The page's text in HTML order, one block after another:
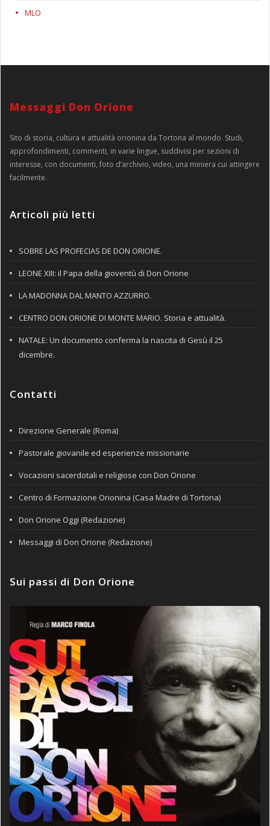
MLO
Messaggi Don Orione
Sito di storia, cultura e attualità orionina da Tortona al mondo. Studi,
approfondimenti, commenti, in varie lingue, suddivisi per sezioni di
interesse, con documenti, foto d’archivio, video, una miniera cui attingere
facilmente.
Articoli più letti
SOBRE LAS PROFECIAS DE DON ORIONE.
LEONE XIII: il Papa della gioventù di Don Orione
LA MADONNA DAL MANTO AZZURRO.
CENTRO DON ORIONE DI MONTE MARIO. Storia e attualità.
NATALE: Un documento conferma la nascita di Gesù il 25
dicembre.
Contatti
Direzione Generale (Roma)
Pastorale giovanile ed esperienze missionarie
Vocazioni sacerdotali e religiose con Don Orione
Centro di Formazione Orionina (Casa Madre di Tortona)
Don Orione Oggi (Redazione)
Messaggi di Don Orione (Redazione)
Sui passi di Don Orione